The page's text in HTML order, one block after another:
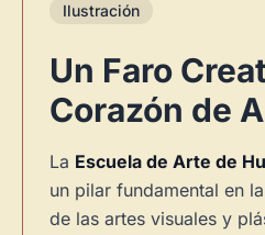
Ilustración
Un Faro
Corazón de
La Escuela de Arte de
un pilar fundamental en
de las artes visuales y